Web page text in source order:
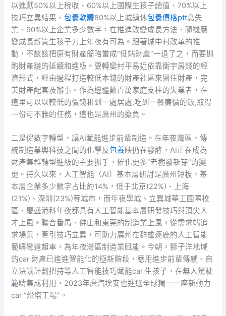
以進獻50%以上稅收、60%以上國際生孩子總值、70%以上
技巧立異結果、包養軟體80%以上城鎮休包養價格ptt息失
業、90%以上企業多少數字，在推進改變成長方法、隨機應
變成長新質生孩子力上年夜有可為。跟著城中村改革的推
動，不該該把原有財產簡略當成“低端財產”一退了之，而要斟
酌財產鏈的延續和進級。要轉變村平易近依靠衡宇房錢的經
濟形式，經由過程打造較低本錢的財產社區來留住財產，完
美財產配套及辦事。作為邊疆數百萬家庭支柱的失業者，在
這里可以以較低的價錢租到一處居處,吃到一餐廉價的飯,取得
一份可不雅的任務，這也是廣州的擔負。
二是促數字轉型，讓AI賦能進步前輩制造。在年夜灣區，傳
統制造業與科技之間的化學反包養映仍在發酵，AI正在成為
財產集群轉型進級的主要抓手，催化更多“老樹發新芽”的變
更。持久以來，人工智能（AI）基本層研討是廣州短板，基
本層企業多少數字占比約14%，低于北京(22%)、上海
(21%)、深圳(23%)等城市，而年夜學城、立異城華工國際校
區、慶盛港科年夜都具有人工智能基本層研發技巧與頂尖人
才上風。聯合番禺、佛山和東莞的制造業上風，從需求端追
求場景，牽引技巧立異，可助力廣州在群雄逐鹿的人工智能
範疇彎道超車，為年夜灣區制造業賦能。今朝，獅子洋地域
的car 財產已進進智能化的極新階段，應用進步前輩傳感、自
立決議計劃把持等人工智能技巧賦能car 生孩子，在無人駕駛
範疇集成利用，2023年廣汽埃安也進選全球獨一一座新動力
car “燈塔工場”。